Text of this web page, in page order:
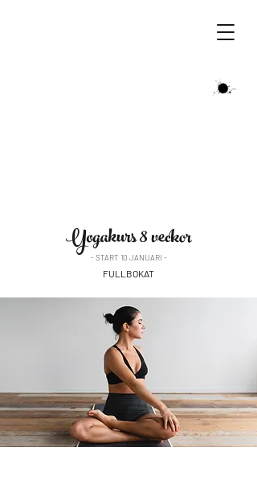
Yogakurs 8 veckor
- START 10 JANUARI -
FULLBOKAT